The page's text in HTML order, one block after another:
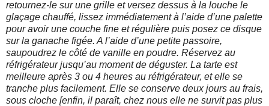
retournez-le sur une grille et versez dessus à la louche le
glaçage chauffé, lissez immédiatement à l’aide d’une palette
pour avoir une couche fine et régulière puis posez ce disque
sur la ganache figée. A l’aide d’une petite passoire,
saupoudrez le côté de vanille en poudre. Réservez au
réfrigérateur jusqu’au moment de déguster. La tarte est
meilleure après 3 ou 4 heures au réfrigérateur, et elle se
tranche plus facilement. Elle se conserve deux jours au frais,
sous cloche [enfin, il paraît, chez nous elle ne survit pas plus